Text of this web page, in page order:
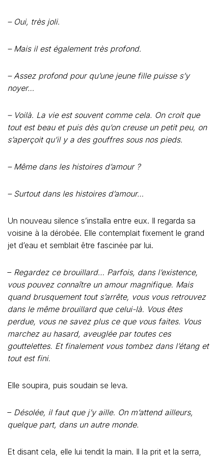
– Oui, très joli.
– Mais il est également très profond.
– Assez profond pour qu’une jeune fille puisse s’y
noyer…
– Voilà. La vie est souvent comme cela. On croit que
tout est beau et puis dès qu’on creuse un petit peu, on
s’aperçoit qu’il y a des gouffres sous nos pieds.
– Même dans les histoires d’amour ?
– Surtout dans les histoires d’amour…
Un nouveau silence s’installa entre eux. Il regarda sa
voisine à la dérobée. Elle contemplait fixement le grand
jet d’eau et semblait être fascinée par lui.
– Regardez ce brouillard… Parfois, dans l’existence,
vous pouvez connaître un amour magnifique. Mais
quand brusquement tout s’arrête, vous vous retrouvez
dans le même brouillard que celui-là. Vous êtes
perdue, vous ne savez plus ce que vous faites. Vous
marchez au hasard, aveuglée par toutes ces
gouttelettes. Et finalement vous tombez dans l’étang et
tout est fini.
Elle soupira, puis soudain se leva.
– Désolée, il faut que j’y aille. On m’attend ailleurs,
quelque part, dans un autre monde.
Et disant cela, elle lui tendit la main. Il la prit et la serra,